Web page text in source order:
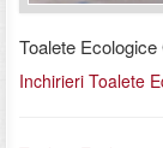
Toalete Ecologice
Inchirieri Toalete